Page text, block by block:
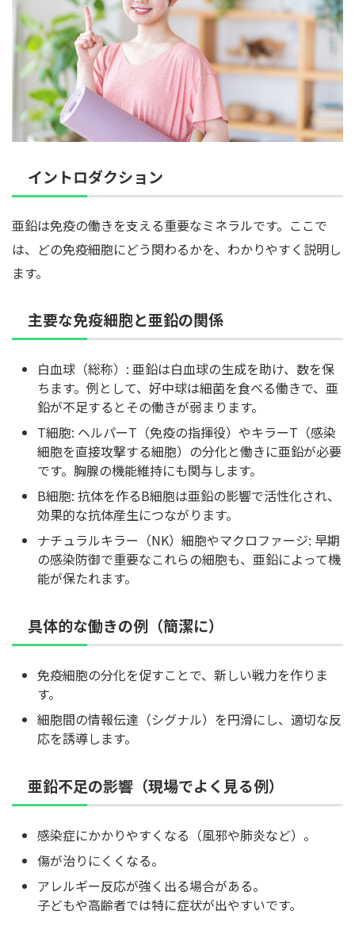
イントロダクション
亜鉛は免疫の働きを支える重要なミネラルです。ここで
は、どの免疫細胞にどう関わるかを、わかりやすく説明し
ます。
主要な免疫細胞と亜鉛の関係
白血球（総称）: 亜鉛は白血球の生成を助け、数を保
ちます。例として、好中球は細菌を食べる働きで、亜
鉛が不足するとその働きが弱まります。
T細胞: ヘルパーT（免疫の指揮役）やキラーT（感染
細胞を直接攻撃する細胞）の分化と働きに亜鉛が必要
です。胸腺の機能維持にも関与します。
B細胞: 抗体を作るB細胞は亜鉛の影響で活性化され、
効果的な抗体産生につながります。
ナチュラルキラー（NK）細胞やマクロファージ: 早期
の感染防御で重要なこれらの細胞も、亜鉛によって機
能が保たれます。
具体的な働きの例（簡潔に）
免疫細胞の分化を促すことで、新しい戦力を作りま
す。
細胞間の情報伝達（シグナル）を円滑にし、適切な反
応を誘導します。
亜鉛不足の影響（現場でよく見る例）
感染症にかかりやすくなる（風邪や肺炎など）。
傷が治りにくくなる。
アレルギー反応が強く出る場合がある。
子どもや高齢者では特に症状が出やすいです。